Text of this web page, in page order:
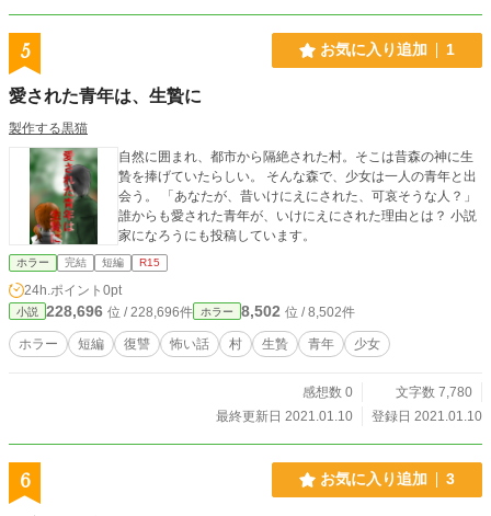
5 お気に入り追加 1
愛された青年は、生贄に
製作する黒猫
自然に囲まれ、都市から隔絶された村。そこは昔森の神に生
贄を捧げていたらしい。 そんな森で、少女は一人の青年と出
会う。 「あなたが、昔いけにえにされた、可哀そうな人？」
誰からも愛された青年が、いけにえにされた理由とは？ 小説
家になろうにも投稿しています。
ホラー 完結 短編 R15
24h.ポイント 0pt
小説 228,696 位 / 228,696件 ホラー 8,502 位 / 8,502件
ホラー 短編 復讐 怖い話 村 生贄 青年 少女
感想数 0
文字数 7,780
最終更新日 2021.01.10
登録日 2021.01.10
6 お気に入り追加 3